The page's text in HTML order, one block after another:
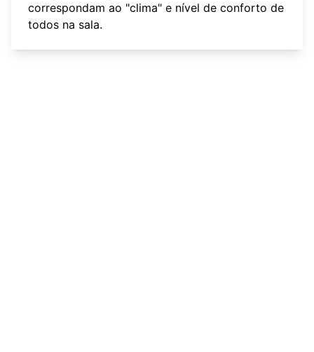
correspondam ao "clima" e nível de conforto de
todos na sala.